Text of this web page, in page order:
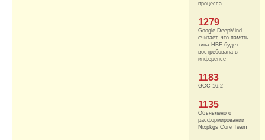
процесса
1279
Google DeepMind
считает, что память
типа HBF будет
востребована в
инференсе
1183
GCC 16.2
1135
Объявлено о
расформировании
Nixpkgs Core Team